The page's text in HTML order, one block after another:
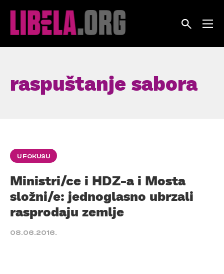
raspuštanje sabora
U FOKUSU
Ministri/ce i HDZ-a i Mosta
složni/e: jednoglasno ubrzali
rasprodaju zemlje
08.06.2016.